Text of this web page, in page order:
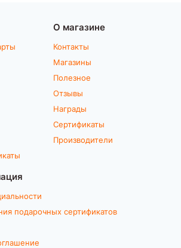
О магазине
Контакты
Магазины
Полезное
Отзывы
Награды
Сертификаты
Производители
подарочных сертификатов